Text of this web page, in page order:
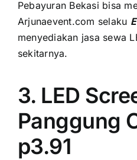
Pebayuran Bekasi bіѕа
Arjunaevent.com ѕеlаku
menyediakan jasa sewa
sekitarnya.
3. LED
Panggung
p3.91